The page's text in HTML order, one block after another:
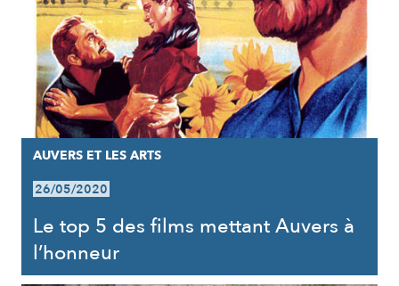
AUVERS ET LES ARTS
26/05/2020
Le top 5 des films mettant Auvers à
l’honneur